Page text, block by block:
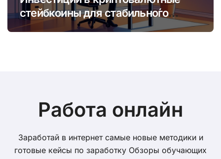
стейбкоины для стабильно́го
онлайн-заработка в условиях
Работа онлайн
Заработай в интернет самые новые методики и
готовые кейсы по заработку Обзоры обучающих